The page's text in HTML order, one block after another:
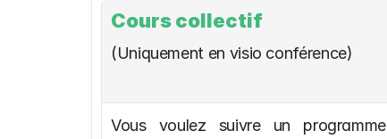
Cours collectif
(Uniquement en visio conférence)
Vous voulez suivre un programme